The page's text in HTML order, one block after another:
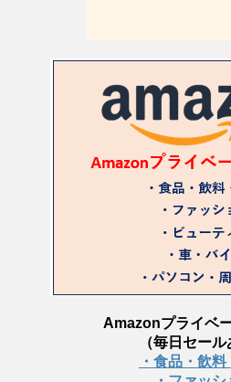
Amazonプライベ
（毎日セール
・食品・飲